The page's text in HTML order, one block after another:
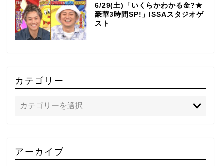
6/29(土)「いくらかわかる金?★
豪華3時間SP!」ISSAスタジオゲ
スト
カテゴリー
アーカイブ